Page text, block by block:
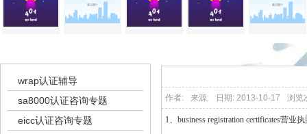
wrap认证辅导
sa8000认证咨询专题
eicc认证咨询专题
作者: 来源: 日期: 2013-10-17 浏览
1、business registration certificates营业